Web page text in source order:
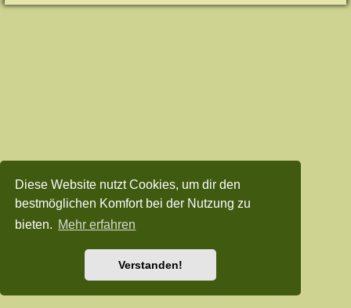
Diese Website nutzt Cookies, um dir den
bestmöglichen Komfort bei der Nutzung zu
bieten. Mehr erfahren
Verstanden!